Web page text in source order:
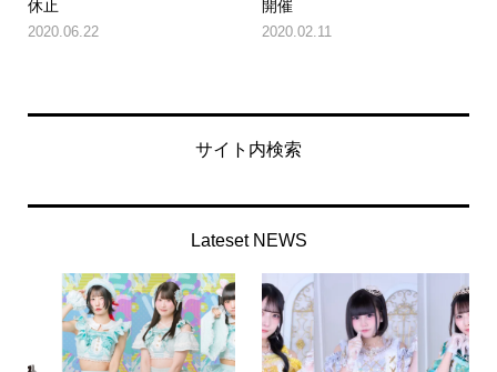
休止
2020.06.22
開催
2020.02.11
サイト内検索
Lateset NEWS